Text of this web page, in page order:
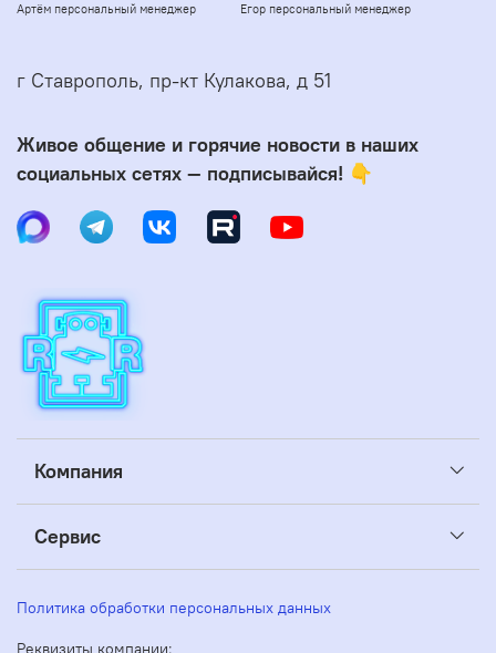
Компания
Сервис
Артём персональный менеджер Егор персональный менеджер
г Ставрополь, пр-кт Кулакова, д 51
Живое общение и горячие новости в наших
социальных сетях — подписывайся! 👇
Политика обработки персональных данных
Реквизиты компании: